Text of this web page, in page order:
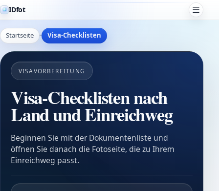
IDfot
Startseite Visa-Checklisten
VISAVORBEREITUNG
Visa-Checklisten nach
Land und Einreichweg
Beginnen Sie mit der Dokumentenliste und
öffnen Sie danach die Fotoseite, die zu Ihrem
Einreichweg passt.